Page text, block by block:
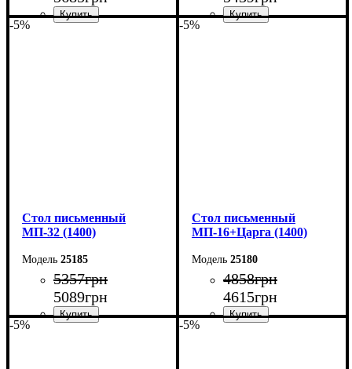
-5%
Cтол письменный
МП-32 (1400)
25185
5357грн
5089грн
-5%
Cтол письменный
МП-16+Царга (1400)
25180
4858грн
4615грн
-5% -5%